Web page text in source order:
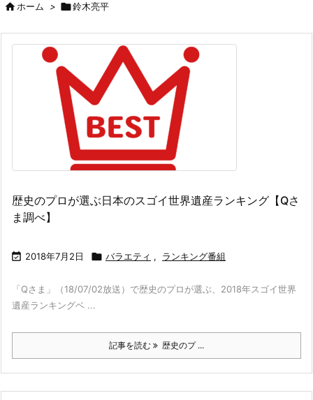
ホーム > 鈴木亮平
歴史のプロが選ぶ日本のスゴイ世界遺産ランキング【Qさ
ま調べ】
 2018年7月2日  バラエティ , ランキング番組
「Qさま」（18/07/02放送）で歴史のプロが選ぶ、2018年スゴイ世界
遺産ランキングベ ...
記事を読む 歴史のプ ...